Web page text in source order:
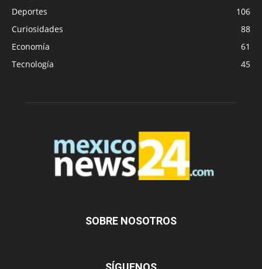
Deportes
106
Curiosidades
88
Economía
61
Tecnología
45
SOBRE NOSOTROS